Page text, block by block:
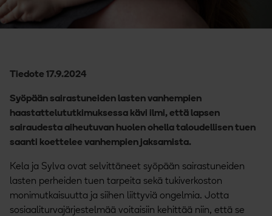
Tiedote 17.9.2024
Syöpään sairastuneiden lasten vanhempien
haastattelututkimuksessa kävi ilmi, että lapsen
sairaudesta aiheutuvan huolen ohella taloudellisen tuen
saanti koettelee vanhempien jaksamista.
Kela ja Sylva ovat selvittäneet syöpään sairastuneiden
lasten perheiden tuen tarpeita sekä tukiverkoston
monimutkaisuutta ja siihen liittyviä ongelmia. Jotta
sosiaaliturvajärjestelmää voitaisiin kehittää niin, että se